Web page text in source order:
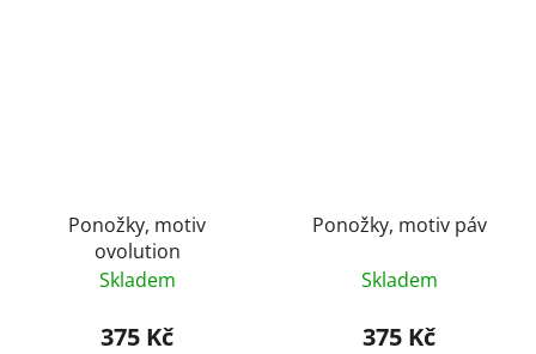
Ponožky, motiv
ovolution
Skladem
375 Kč
Ponožky, motiv páv
Skladem
375 Kč